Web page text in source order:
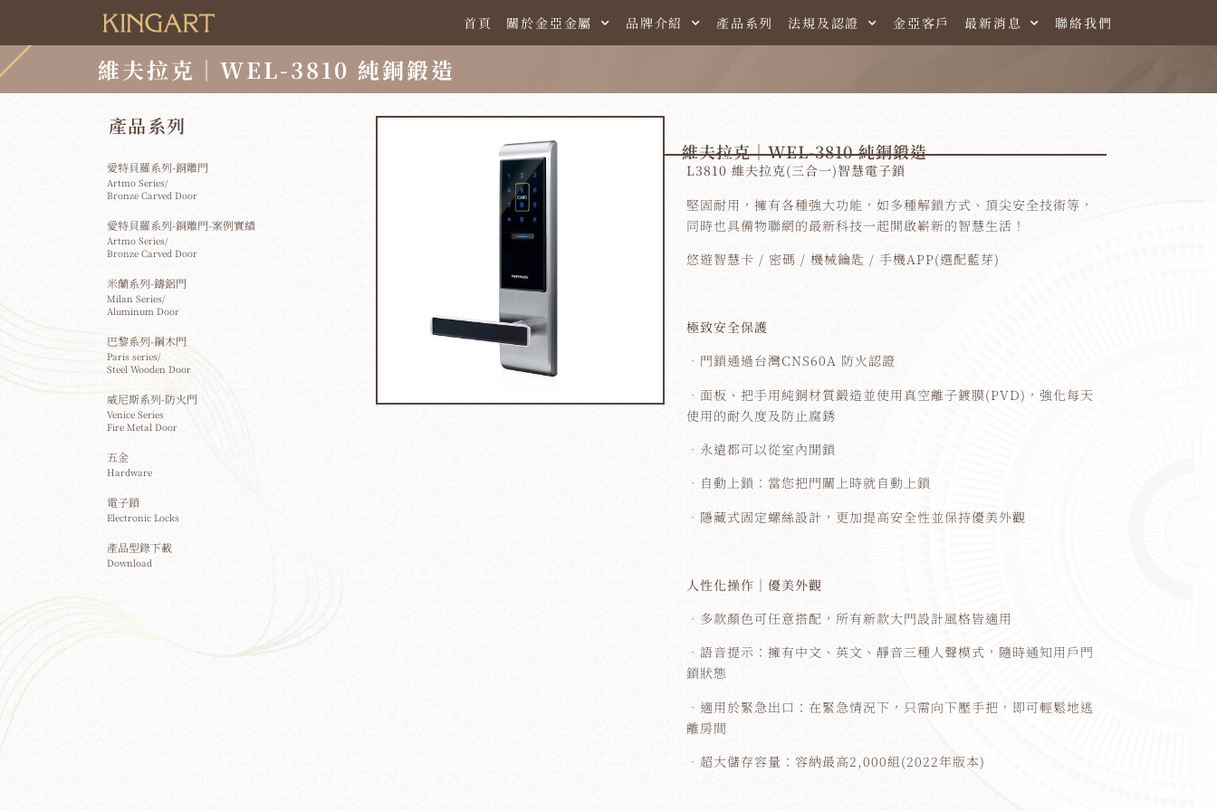
首頁 關於金亞金屬 品牌介紹 產品系列 法規及認證 金亞客戶 最新消息 聯絡我們
維夫拉克｜WEL-3810 純銅鍛造
產品系列
愛特貝羅系列-銅雕門
Artmo Series/
Bronze Carved Door
愛特貝羅系列-銅雕門-案例實績
Artmo Series/
Bronze Carved Door
米蘭系列-鑄鋁門
Milan Series/
Aluminum Door
巴黎系列-鋼木門
Paris series/
Steel Wooden Door
威尼斯系列-防火門
Venice Series
Fire Metal Door
五金
Hardware
電子鎖
Electronic Locks
產品型錄下載
Download
維夫拉克｜WEL-3810 純銅鍛造
L3810 維夫拉克(三合一)智慧電子鎖
堅固耐用，擁有各種強大功能，如多種解鎖方式、頂尖安全技術等，
同時也具備物聯網的最新科技一起開啟嶄新的智慧生活！
悠遊智慧卡 / 密碼 / 機械鑰匙 / 手機APP(選配藍芽)
極致安全保護
．門鎖通過台灣CNS60A 防火認證
．面板、把手用純銅材質鍛造並使用真空離子鍍膜(PVD)，強化每天
使用的耐久度及防止腐銹
．永遠都可以從室內開鎖
．自動上鎖：當您把門關上時就自動上鎖
．隱藏式固定螺絲設計，更加提高安全性並保持優美外觀
人性化操作｜優美外觀
．多款顏色可任意搭配，所有新款大門設計風格皆適用
．語音提示：擁有中文、英文、靜音三種人聲模式，隨時通知用戶門
鎖狀態
．適用於緊急出口：在緊急情況下，只需向下壓手把，即可輕鬆地逃
離房間
．超大儲存容量：容納最高2,000組(2022年版本)